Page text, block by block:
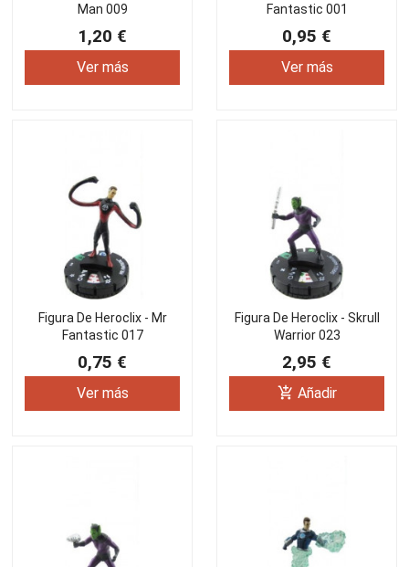
Man 009
1,20 €
Ver más
Fantastic 001
0,95 €
Ver más
Figura De Heroclix - Mr
Fantastic 017
0,75 €
Ver más
Figura De Heroclix - Skrull
Warrior 023
2,95 €
add_shopping_cart Añadir